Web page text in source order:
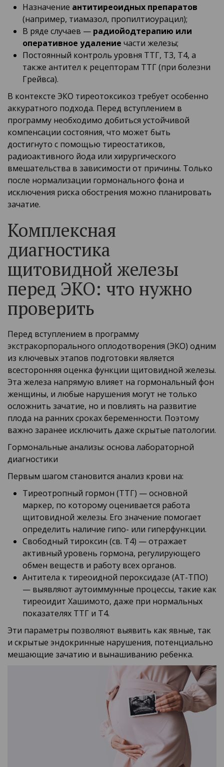
Назначение антитиреоидных препаратов
(например, тиамазол, пропилтиоурацил);
В ряде случаев — радиойодтерапию или
оперативное удаление части железы;
Постоянный контроль уровня ТТГ, Т3, Т4, а
также антител к рецепторам ТТГ (при болезни
Грейвса).
В контексте ЭКО тиреотоксикоз требует особенно
аккуратного подхода. Перед вступлением в
программу необходимо добиться устойчивой
компенсации состояния, что может быть
достигнуто с помощью тиреостатиков,
радиоактивного йода или хирургического
вмешательства в зависимости от причины. Только
после нормализации гормонального фона и
исключения риска обострения можно планировать
зачатие.
Комплексная
диагностика
щитовидной железы
перед ЭКО: что нужно
проверить
Перед вступлением в программу
экстракорпорального оплодотворения (ЭКО) одним
из ключевых этапов подготовки является
всесторонняя оценка функции щитовидной железы.
Эта железа напрямую влияет на гормональный фон
женщины, и любые нарушения могут не только
осложнить зачатие, но и повлиять на развитие
плода на ранних сроках беременности. Поэтому
важно заранее исключить даже скрытые патологии.
Гормональные анализы: основа лабораторной
диагностики
Первым шагом становится анализ крови на:
Тиреотропный гормон (ТТГ) — основной
маркер, по которому оценивается работа
щитовидной железы. Его значение помогает
определить наличие гипо- или гиперфункции.
Свободный тироксин (св. Т4) — отражает
активный уровень гормона, регулирующего
обмен веществ и работу всех органов.
Антитела к тиреоидной пероксидазе (АТ-ТПО)
— выявляют аутоиммунные процессы, такие как
тиреоидит Хашимото, даже при нормальных
показателях ТТГ и Т4.
Эти параметры позволяют выявить как явные, так
и скрытые эндокринные нарушения, потенциально
мешающие зачатию и вынашиванию ребенка.